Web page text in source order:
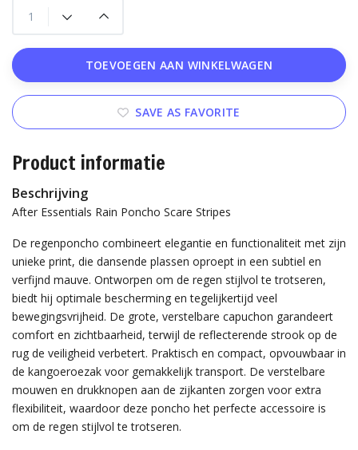
TOEVOEGEN AAN WINKELWAGEN
SAVE AS FAVORITE
Product informatie
Beschrijving
After Essentials Rain Poncho Scare Stripes
De regenponcho combineert elegantie en functionaliteit met zijn
unieke print, die dansende plassen oproept in een subtiel en
verfijnd mauve. Ontworpen om de regen stijlvol te trotseren,
biedt hij optimale bescherming en tegelijkertijd veel
bewegingsvrijheid. De grote, verstelbare capuchon garandeert
comfort en zichtbaarheid, terwijl de reflecterende strook op de
rug de veiligheid verbetert. Praktisch en compact, opvouwbaar in
de kangoeroezak voor gemakkelijk transport. De verstelbare
mouwen en drukknopen aan de zijkanten zorgen voor extra
flexibiliteit, waardoor deze poncho het perfecte accessoire is
om de regen stijlvol te trotseren.